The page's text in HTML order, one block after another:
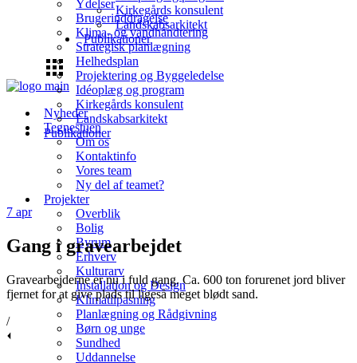
Kirkegårds konsulent
Landskabsarkitekt
Publikationer
Nyheder
Tegnestuen
Om os
Kontaktinfo
Vores team
Ny del af teamet?
Projekter
Overblik
Bolig
Byrum
Erhverv
Kulturarv
Installation og Design
Klimatilpasning
Planlægning og Rådgivning
Børn og unge
Sundhed
Uddannelse
Ydelser
Brugerinddragelse
Klima- og vandhåndtering
Strategisk planlægning
Helhedsplan
Projektering og Byggeledelse
Idéoplæg og program
Kirkegårds konsulent
Landskabsarkitekt
Publikationer
7 apr
Gang i gravearbejdet
Gravearbejderne er nu i fuld gang. Ca. 600 ton forurenet jord bliver
fjernet for at give plads til ligeså meget blødt sand.
/